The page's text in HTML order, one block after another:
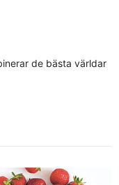
de bästa världar